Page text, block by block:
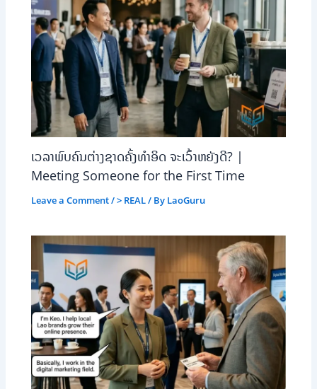
ເວລາພົບຄົນຕ່າງຊາດຄັ້ງທຳອິດ ຈະເວົ້າຫຍັງດີ? |
Meeting Someone for the First Time
Leave a Comment/> REAL/ By LaoGuru